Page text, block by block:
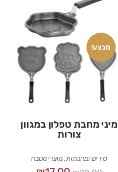
מבצע!
מיני מחבת טפלון במגוון
צורות
סירים ומחבתות,מוצרי מטבח